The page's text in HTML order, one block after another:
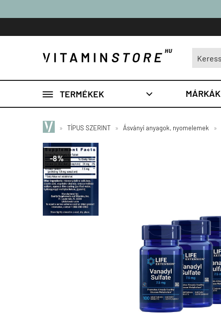
 TERMÉKEK  MÁRKÁK
» TÍPUS SZERINT » Ásványi anyagok, nyomelemek »
-8%